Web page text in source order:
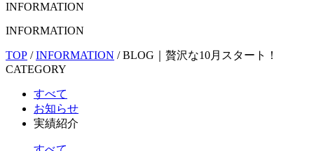
INFORMATION
INFORMATION
TOP /INFORMATION /BLOG｜贅沢な10月スタート！
CATEGORY
すべて
お知らせ
実績紹介